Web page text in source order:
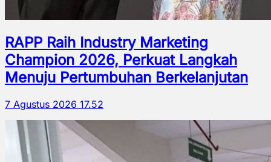
RAPP Raih Industry Marketing
Champion 2026, Perkuat Langkah
Menuju Pertumbuhan Berkelanjutan
7 Agustus 2026 17.52